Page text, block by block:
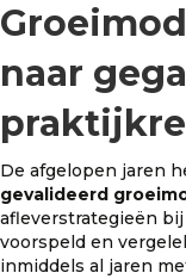
naar
De afgelopen jaren
gevalideerd
afleverstrategieën
voorspeld en
inmiddels al jaren